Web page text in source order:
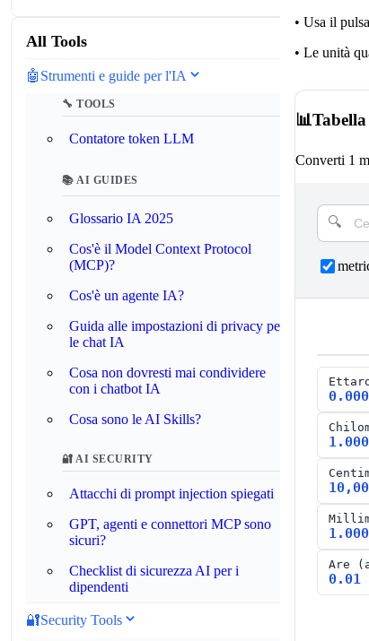
All Tools
🤖 Strumenti e guide per l'IA
🔧 TOOLS
Contatore token LLM
📚 AI GUIDES
Glossario IA 2025
Cos'è il Model Context Protocol
(MCP)?
Cos'è un agente IA?
Guida alle impostazioni di privacy per
le chat IA
Cosa non dovresti mai condividere
con i chatbot IA
Cosa sono le AI Skills?
🔐 AI SECURITY
Attacchi di prompt injection spiegati
GPT, agenti e connettori MCP sono
sicuri?
Checklist di sicurezza AI per i
dipendenti
🔐Security Tools
• Usa il
• Le unità
📊
Converti 1
Are (
0.01